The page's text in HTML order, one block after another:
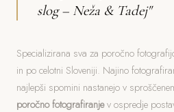
slog – Neža & Tadej"
Specializirana sva za poročno
in po celotni Sloveniji. Najino
najlepši spomini nastanejo v
poročno fotografiranjev ospredje